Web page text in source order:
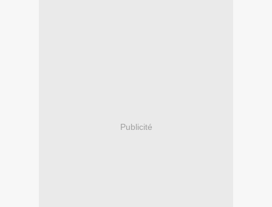
Publicité